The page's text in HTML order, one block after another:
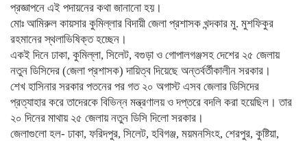
প্রজ্ঞাপনে এই পদায়নের কথা জানানো হয়।
মোঃ আমিরুল কায়সার কুমিল্লার বিদায়ী জেলা প্রশাসক খন্দকার মু. মুশফিকুর
রহমানের স্থলাভিষিক্ত হচ্ছেন।
একই দিনে ঢাকা, কুমিল্লা, সিলেট, বগুড়া ও গোপালগঞ্জসহ দেশের ২৫ জেলায়
নতুন ডিসিদের (জেলা প্রশাসক) দায়িত্ব দিয়েছে অন্তর্বর্তীকালীন সরকার।
শেখ হাসিনার সরকার পতনের পর গত ২০ অগাস্ট এসব জেলার ডিসিদের
প্রত্যাহার করে তাদেরকে বিভিন্ন মন্ত্রণালয় ও দপ্তরে বদলি করা হয়েছিল। তার
২০ দিনের মাথায় ২৫ জেলায় নতুন ডিসি দিলো সরকার।
জেলাগুলো হল- ঢাকা, ফরিদপুর, সিলেট, হবিগঞ্জ, ময়মনসিংহ, শেরপুর, কুষ্টিয়া,